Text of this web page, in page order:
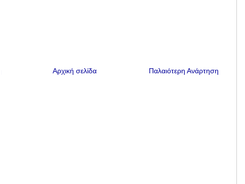
Παλαιότερη Ανάρτηση
Αρχική σελίδα